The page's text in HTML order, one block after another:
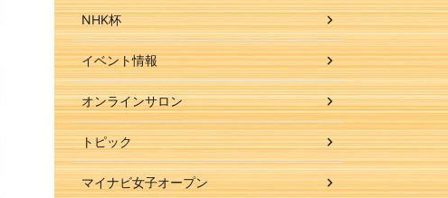
NHK杯
イベント情報
オンラインサロン
トピック
マイナビ女子オープン